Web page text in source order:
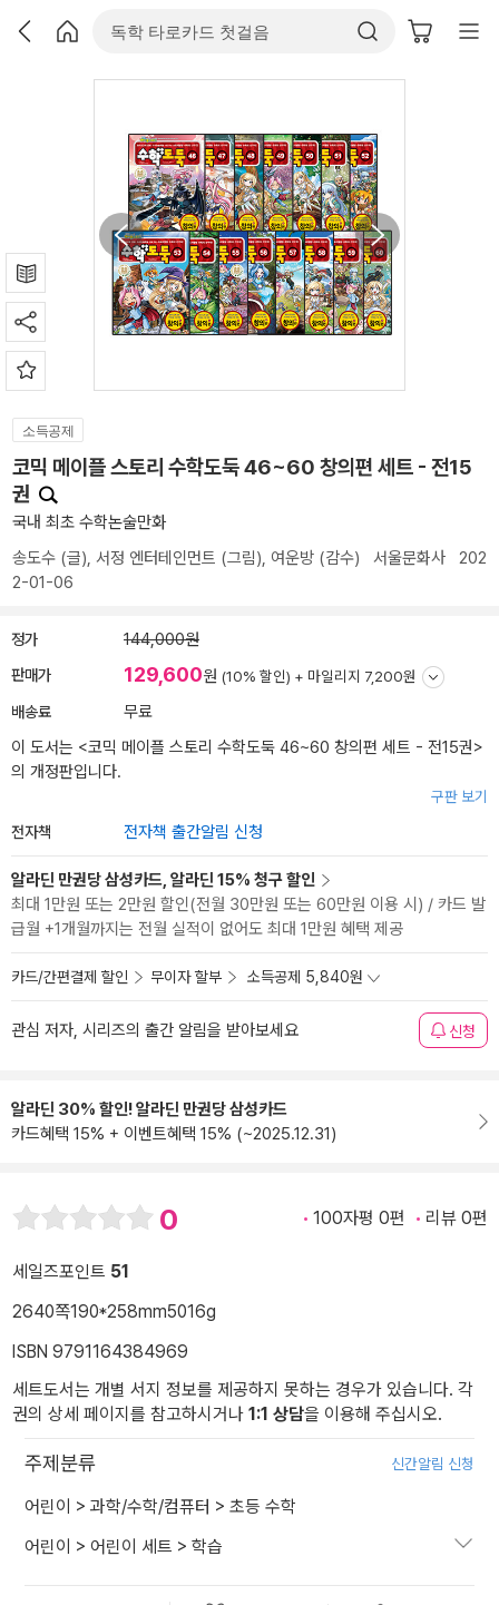
소득공제
코믹 메이플 스토리 수학도둑 46~60 창의편 세트 - 전15
권
국내 최초 수학논술만화
송도수 (글), 서정 엔터테인먼트 (그림), 여운방 (감수) 서울문화사 202
2-01-06
정가 144,000원
판매가 129,600원 (10% 할인) + 마일리지 7,200원
배송료
무료
이 도서는 <코믹 메이플 스토리 수학도둑 46~60 창의편 세트 - 전15권>
의 개정판입니다.
구판 보기
전자책 전자책 출간알림 신청
알라딘 만권당 삼성카드, 알라딘 15% 청구 할인
최대 1만원 또는 2만원 할인(전월 30만원 또는 60만원 이용 시) / 카드 발
급월 +1개월까지는 전월 실적이 없어도 최대 1만원 혜택 제공
카드/간편결제 할인 무이자 할부 소득공제 5,840원
관심 저자, 시리즈의 출간 알림을 받아보세요 신청
알라딘 30% 할인! 알라딘 만권당 삼성카드
카드혜택 15% + 이벤트혜택 15% (~2025.12.31)
0 100자평 0편 리뷰 0편
세일즈포인트 51
2640쪽190*258mm5016g
ISBN 9791164384969
세트도서는 개별 서지 정보를 제공하지 못하는 경우가 있습니다. 각
권의 상세 페이지를 참고하시거나 1:1 상담을 이용해 주십시오.
주제분류 신간알림 신청
어린이 > 과학/수학/컴퓨터 > 초등 수학
어린이 > 어린이 세트 > 학습